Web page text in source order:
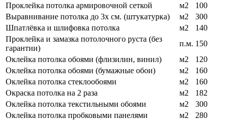
Проклейка потолка армировочной сеткой
м2
100
Выравнивание потолка до 3х см. (штукатурка)
м2
300
Шпатлёвка и шлифовка потолка
м2
140
Проклейка и замазка потолочного руста (без
гарантии)
п.м. 150
Оклейка потолка обоями (флизилин, винил)
м2
120
Оклейка потолка обоями (бумажные обои)
м2
160
Оклейка потолка стеклообоями
м2
160
Окраска потолка на 2 раза
м2
182
Оклейка потолка текстильными обоями
м2
300
Оклейка потолка пробковыми панелями
м2
280